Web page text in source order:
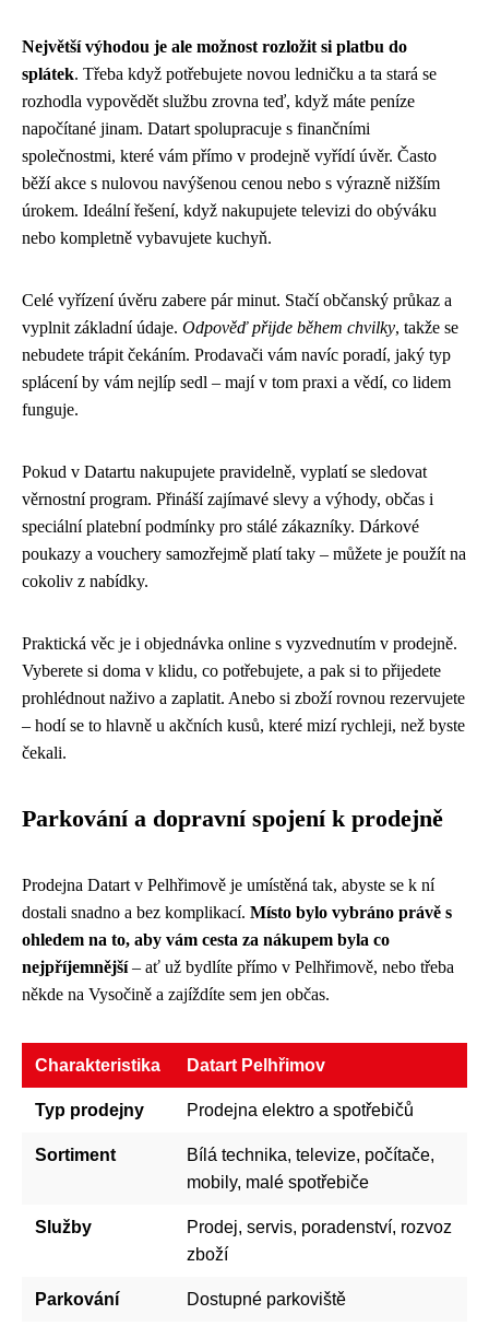
Největší výhodou je ale možnost rozložit si platbu do
splátek. Třeba když potřebujete novou ledničku a ta stará se
rozhodla vypovědět službu zrovna teď, když máte peníze
napočítané jinam. Datart spolupracuje s finančními
společnostmi, které vám přímo v prodejně vyřídí úvěr. Často
běží akce s nulovou navýšenou cenou nebo s výrazně nižším
úrokem. Ideální řešení, když nakupujete televizi do obýváku
nebo kompletně vybavujete kuchyň.
Celé vyřízení úvěru zabere pár minut. Stačí občanský průkaz a
vyplnit základní údaje. Odpověď přijde během chvilky, takže se
nebudete trápit čekáním. Prodavači vám navíc poradí, jaký typ
splácení by vám nejlíp sedl – mají v tom praxi a vědí, co lidem
funguje.
Pokud v Datartu nakupujete pravidelně, vyplatí se sledovat
věrnostní program. Přináší zajímavé slevy a výhody, občas i
speciální platební podmínky pro stálé zákazníky. Dárkové
poukazy a vouchery samozřejmě platí taky – můžete je použít na
cokoliv z nabídky.
Praktická věc je i objednávka online s vyzvednutím v prodejně.
Vyberete si doma v klidu, co potřebujete, a pak si to přijedete
prohlédnout naživo a zaplatit. Anebo si zboží rovnou rezervujete
– hodí se to hlavně u akčních kusů, které mizí rychleji, než byste
čekali.
Parkování a dopravní spojení k prodejně
Prodejna Datart v Pelhřimově je umístěná tak, abyste se k ní
dostali snadno a bez komplikací. Místo bylo vybráno právě s
ohledem na to, aby vám cesta za nákupem byla co
nejpříjemnější– ať už bydlíte přímo v Pelhřimově, nebo třeba
někde na Vysočině a zajíždíte sem jen občas.
Charakteristika Datart Pelhřimov
Typ prodejny Prodejna elektro a spotřebičů
Sortiment
Bílá technika, televize, počítače,
mobily, malé spotřebiče
Služby
Prodej, servis, poradenství, rozvoz
zboží
Parkování Dostupné parkoviště